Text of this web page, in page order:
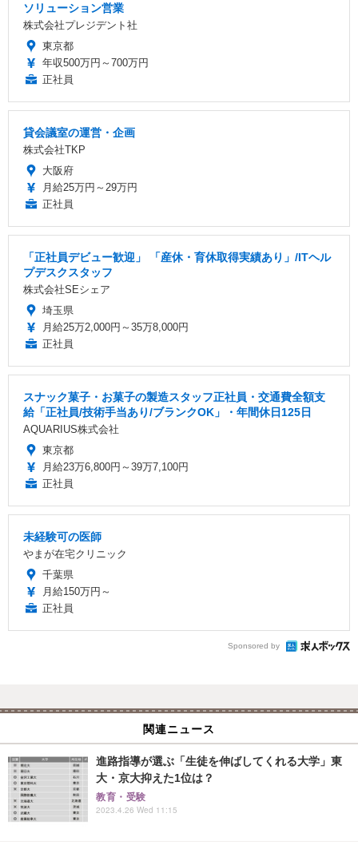
ソリューション営業
株式会社プレジデント社
東京都
年収500万円～700万円
正社員
貸会議室の運営・企画
株式会社TKP
大阪府
月給25万円～29万円
正社員
「正社員デビュー歓迎」 「産休・育休取得実績あり」/ITヘル
プデスクスタッフ
株式会社SEシェア
埼玉県
月給25万2,000円～35万8,000円
正社員
スナック菓子・お菓子の製造スタッフ正社員・交通費全額支
給「正社員/技術手当あり/ブランクOK」・年間休日125日
AQUARIUS株式会社
東京都
月給23万6,800円～39万7,100円
正社員
未経験可の医師
やまが在宅クリニック
千葉県
月給150万円～
正社員
Sponsored by
関連ニュース
進路指導が選ぶ「生徒を伸ばしてくれる大学」東
大・京大抑えた1位は？
教育・受験
2023.4.26 Wed 11:15